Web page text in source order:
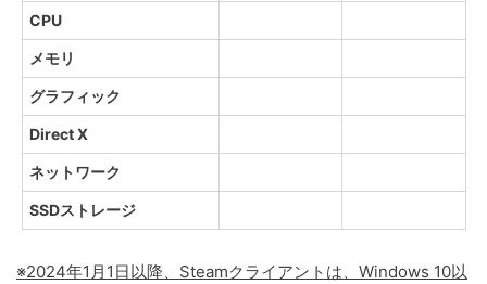
CPU
メモリ
グラフィック
Direct X
ネットワーク
SSDストレージ
※2024年1月1日以降、Steamクライアントは、Windows 10以